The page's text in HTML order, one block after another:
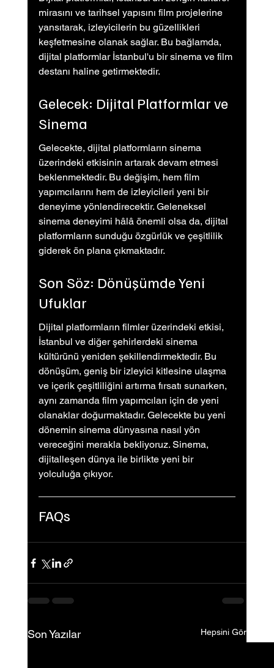
mirasını ve tarihsel yapısını film projelerine
yansıtarak, izleyicilerin bu güzellikleri
keşfetmesine olanak sağlar. Bu bağlamda,
dijital platformlar İstanbul'u bir sinema ve film
destanı haline getirmektedir.
Gelecek: Dijital Platformlar ve
Sinema
Gelecekte, dijital platformların sinema
üzerindeki etkisinin artarak devam etmesi
beklenmektedir. Bu değişim, hem film
yapımcılarını hem de izleyicileri yeni bir
deneyime yönlendirecektir. Geleneksel
sinema deneyimi hâlâ önemli olsa da, dijital
platformların sunduğu özgürlük ve çeşitlilik
giderek ön plana çıkmaktadır.
Son Söz: Dönüşümde Yeni
Ufuklar
Dijital platformların filmler üzerindeki etkisi,
İstanbul ve diğer şehirlerdeki sinema
kültürünü yeniden şekillendirmektedir. Bu
dönüşüm, geniş bir izleyici kitlesine ulaşma
ve içerik çeşitliliğini artırma fırsatı sunarken,
aynı zamanda film yapımcıları için de yeni
olanaklar doğurmaktadır. Gelecekte bu yeni
dönemin sinema dünyasına nasıl yön
vereceğini merakla bekliyoruz. Sinema,
dijitalleşen dünya ile birlikte yeni bir
yolculuğa çıkıyor.
FAQs
Son Yazılar Hepsini Gör